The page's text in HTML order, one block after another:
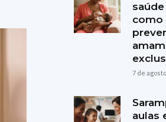
como
7 de
aulas